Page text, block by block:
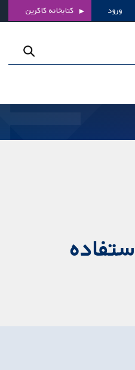
ورود کتابخانه کاکرین